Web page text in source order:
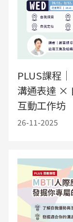
PLUS課程
溝通表達 ×
互動工作坊
26-11-2025